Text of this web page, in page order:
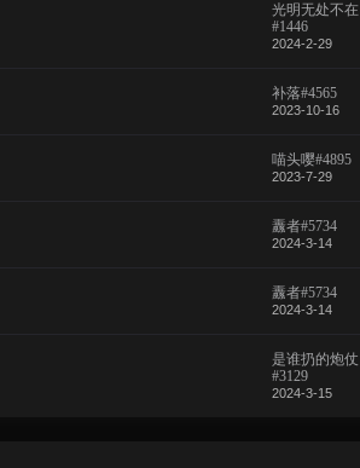
光明无处不在
#1446
2024-2-29
补落#4565
2023-10-16
喵头嘤#4895
2023-7-29
纛者#5734
2024-3-14
纛者#5734
2024-3-14
是谁扔的炮仗
#3129
2024-3-15